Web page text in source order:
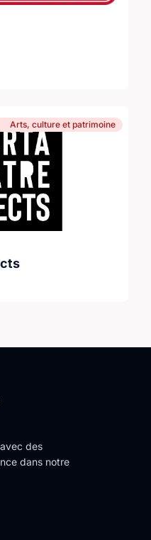
Arts, culture et patrimoine
des
dans notre